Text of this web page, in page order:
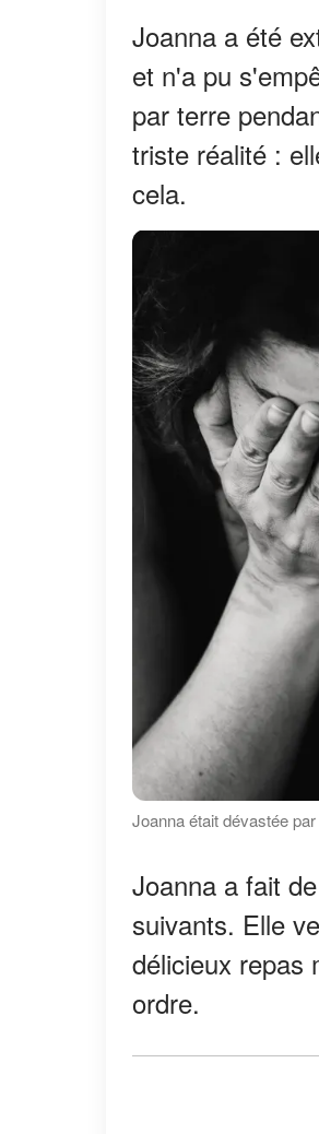
Joanna a été
et n'a pu
par terre
triste réalité :
cela.
Joanna était dévastée
Joanna a fait
suivants. Elle
délicieux repas
ordre.